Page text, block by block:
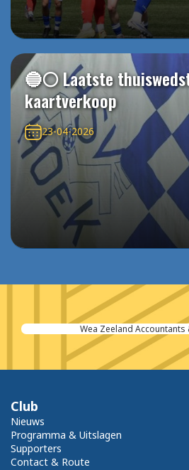
🔵⚪️ Laatste
kaartverkoop
23-04-2026
Wea Zeeland Accountants
Club
Nieuws
Programma & Uitslagen
Supporters
Contact & Route